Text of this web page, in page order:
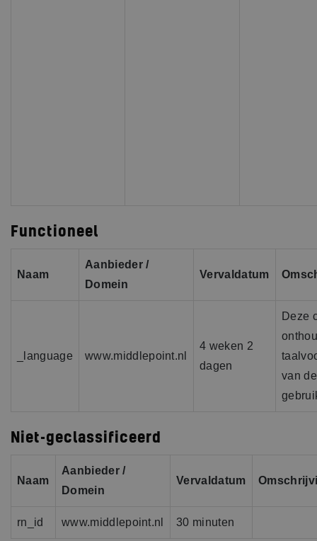
Functioneel
Naam
Aanbieder /
Domein
Vervaldatum
_language www.middlepoint.nl
4 weken 2
dagen
Deze
van de
Niet-geclassificeerd
Naam
Aanbieder /
Domein
Vervaldatum
rn_id www.middlepoint.nl 30 minuten